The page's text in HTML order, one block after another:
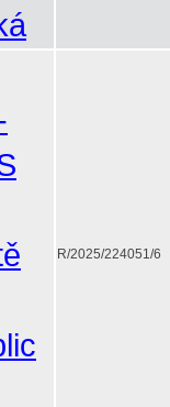
R/2025/224051/6